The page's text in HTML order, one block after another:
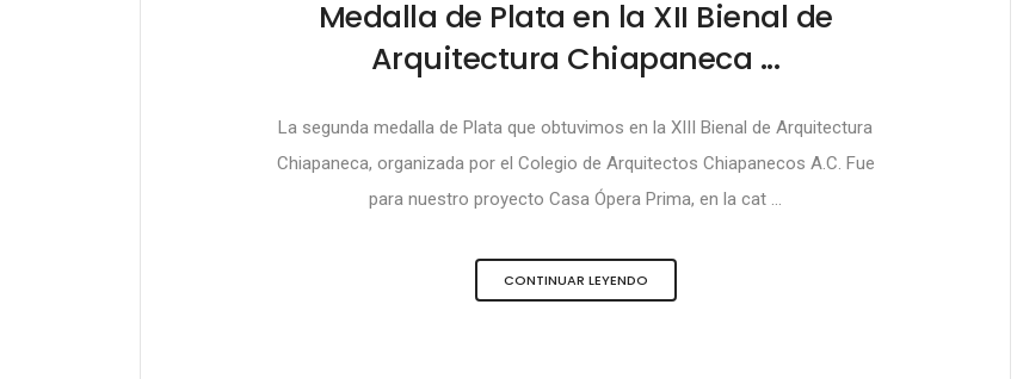
Medalla de Plata en la XII Bienal de
Arquitectura Chiapaneca ...
La segunda medalla de Plata que obtuvimos en la XIII Bienal de Arquitectura
Chiapaneca, organizada por el Colegio de Arquitectos Chiapanecos A.C. Fue
para nuestro proyecto Casa Ópera Prima, en la cat ...
CONTINUAR LEYENDO